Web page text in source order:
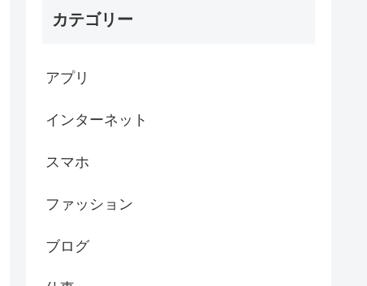
カテゴリー
アプリ
インターネット
スマホ
ファッション
ブログ